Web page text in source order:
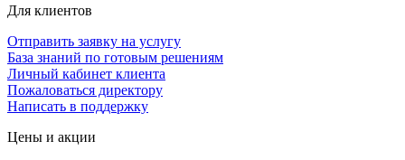
Для клиентов
Отправить заявку на услугу
База знаний по готовым решениям
Личный кабинет клиента
Пожаловаться директору
Написать в поддержку
Цены и акции